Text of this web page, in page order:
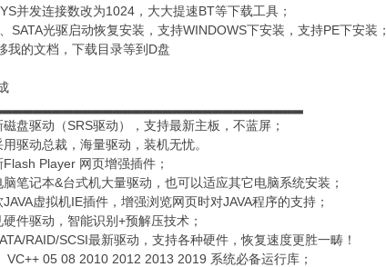
并发连接数改为1024，大大提速BT等下载工具；
SATA光驱启动恢复安装，支持WINDOWS下安装，支持PE下安装；
我的文档，下载目录等到D盘
盘驱动（SRS驱动），支持最新主板，不蓝屏；
驱动总裁，海量驱动，装机无忧。
Player 网页增强插件；
笔记本&台式机大量驱动，也可以适应其它电脑系统安装；
虚拟机IE插件，增强浏览网页时对JAVA程序的支持；
件驱动，智能识别+预解压技术；
RAID/SCSI最新驱动，支持各种硬件，恢复速度更胜一畴！
VC++ 05 08 2010 2012 2013 2019 系统必备运行库；